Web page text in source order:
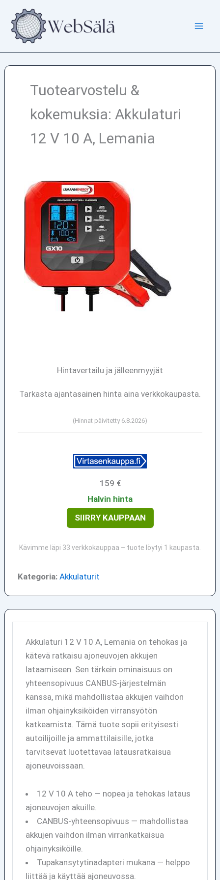
sisältöön
Tuotearvostelu &
kokemuksia: Akkulaturi
12 V 10 A, Lemania
Hintavertailu ja jälleenmyyjät
Tarkasta ajantasainen hinta aina verkkokaupasta.
(Hinnat päivitetty 6.8.2026)
159 €
Halvin hinta
SIIRRY KAUPPAAN
Kävimme läpi 33 verkkokauppaa – tuote löytyi 1 kaupasta.
Kategoria: Akkulaturit
Akkulaturi 12 V 10 A, Lemania on tehokas ja
kätevä ratkaisu ajoneuvojen akkujen
lataamiseen. Sen tärkein ominaisuus on
yhteensopivuus CANBUS-järjestelmän
kanssa, mikä mahdollistaa akkujen vaihdon
ilman ohjainyksiköiden virransyötön
katkeamista. Tämä tuote sopii erityisesti
autoilijoille ja ammattilaisille, jotka
tarvitsevat luotettavaa latausratkaisua
ajoneuvoissaan.
12 V 10 A teho — nopea ja tehokas lataus
ajoneuvojen akuille.
CANBUS-yhteensopivuus — mahdollistaa
akkujen vaihdon ilman virrankatkaisua
ohjainyksiköille.
Tupakansytytinadapteri mukana — helppo
liittää ja käyttää ajoneuvossa.